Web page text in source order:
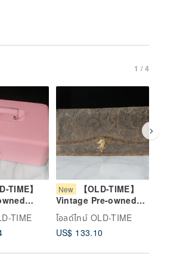
1 / 4
TIME】
TIME
New
【OLD-TIME】
Vintage Pre-owned
Daks Leather Wallet
#2
โอลด์ไทม์ OLD-TIME
US$ 133.10